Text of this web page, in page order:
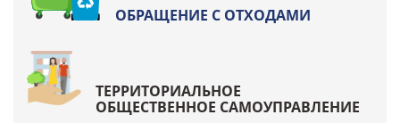
ОБРАЩЕНИЕ С ОТХОДАМИ
ТЕРРИТОРИАЛЬНОЕ
ОБЩЕСТВЕННОЕ САМОУПРАВЛЕНИЕ